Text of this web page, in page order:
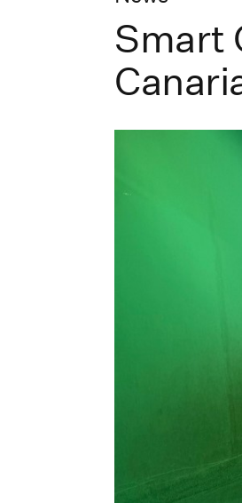
Smart